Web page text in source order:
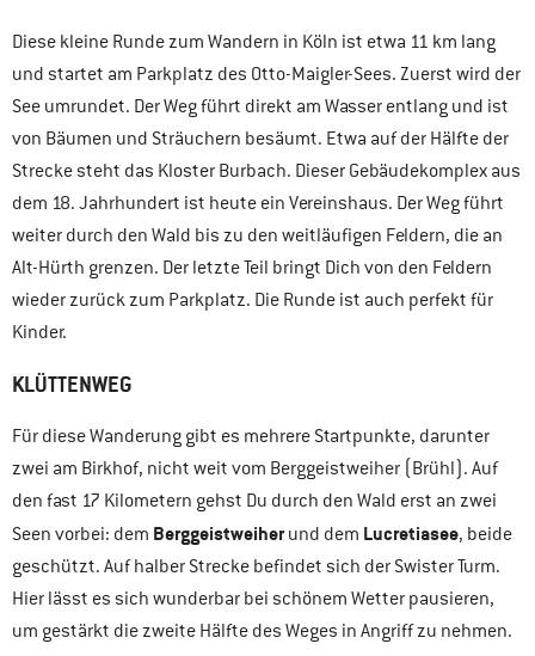
Diese kleine Runde zum Wandern in Köln ist etwa 11 km lang
und startet am Parkplatz des Otto-Maigler-Sees. Zuerst wird der
See umrundet. Der Weg führt direkt am Wasser entlang und ist
von Bäumen und Sträuchern besäumt. Etwa auf der Hälfte der
Strecke steht das Kloster Burbach. Dieser Gebäudekomplex aus
dem 18. Jahrhundert ist heute ein Vereinshaus. Der Weg führt
weiter durch den Wald bis zu den weitläufigen Feldern, die an
Alt-Hürth grenzen. Der letzte Teil bringt Dich von den Feldern
wieder zurück zum Parkplatz. Die Runde ist auch perfekt für
Kinder.
KLÜTTENWEG
Für diese Wanderung gibt es mehrere Startpunkte, darunter
zwei am Birkhof, nicht weit vom Berggeistweiher (Brühl). Auf
den fast 17 Kilometern gehst Du durch den Wald erst an zwei
Seen vorbei: dem Berggeistweiherund dem Lucretiasee, beide
geschützt. Auf halber Strecke befindet sich der Swister Turm.
Hier lässt es sich wunderbar bei schönem Wetter pausieren,
um gestärkt die zweite Hälfte des Weges in Angriff zu nehmen.